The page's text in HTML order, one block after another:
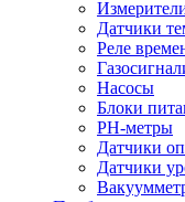
Датчики
Реле
Насосы
Блоки
PH-метры
Датчики
Датчики